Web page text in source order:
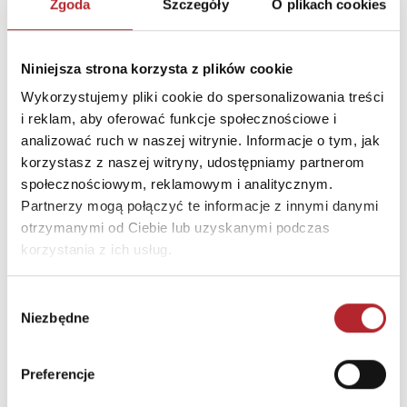
Zgoda Szczegóły O plikach cookies
Niniejsza strona korzysta z plików cookie
Wykorzystujemy pliki cookie do spersonalizowania treści
i reklam, aby oferować funkcje społecznościowe i
analizować ruch w naszej witrynie. Informacje o tym, jak
korzystasz z naszej witryny, udostępniamy partnerom
społecznościowym, reklamowym i analitycznym.
Partnerzy mogą połączyć te informacje z innymi danymi
otrzymanymi od Ciebie lub uzyskanymi podczas
korzystania z ich usług.
zgody
Niezbędne
Preferencje
Miasto
Gdynia
E-mail
trefl@trefl.com
INFORMACJE I OSTRZEŻENIA
"OSTRZEŻENIE Nieodpowiednie dla dzieci w wieku
poniżej 3 lat. Istnieje ryzyko zadławienia się małymi
elementami. WARNING Not suitable for children under
three years. There is a risk of choking on small parts."